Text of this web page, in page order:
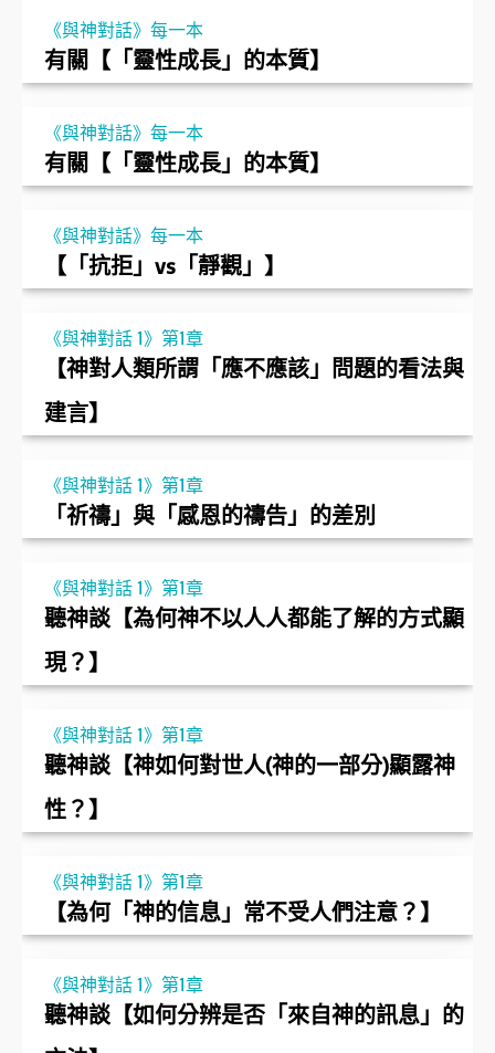
《與神對話》每一本
有關【「靈性成長」的本質】
《與神對話》每一本
有關【「靈性成長」的本質】
《與神對話》每一本
【「抗拒」vs「靜觀」】
《與神對話 1》第1章
【神對人類所謂「應不應該」問題的看法與
建言】
《與神對話 1》第1章
「祈禱」與「感恩的禱告」的差別
《與神對話 1》第1章
聽神談【為何神不以人人都能了解的方式顯
現？】
《與神對話 1》第1章
聽神談【神如何對世人(神的一部分)顯露神
性？】
《與神對話 1》第1章
【為何「神的信息」常不受人們注意？】
《與神對話 1》第1章
聽神談【如何分辨是否「來自神的訊息」的